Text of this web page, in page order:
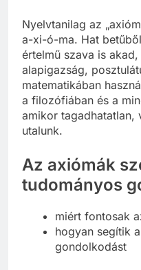
Nyelvtanilag az
a-xi-ó-ma. Hat
értelmű szava is
alapigazság,
matematikában
a filozófiában és a
amikor tagadhatatlan,
utalunk.
Az axiómák
tudományos
miért fontosak
hogyan segítik
gondolkodást